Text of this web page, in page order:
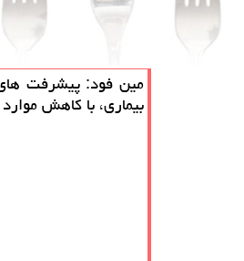
مین فود: پیشرفت
بیماری، با كاهش